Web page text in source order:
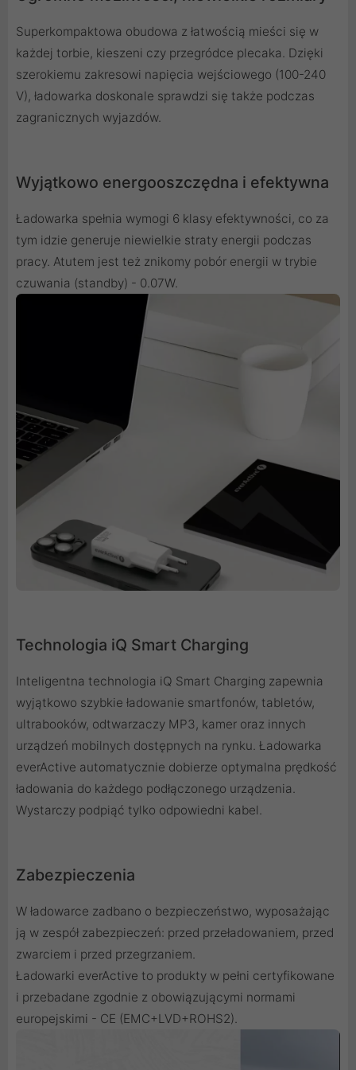
Superkompaktowa obudowa z łatwością mieści się w
każdej torbie, kieszeni czy przegródce plecaka. Dzięki
szerokiemu zakresowi napięcia wejściowego (100-240
V), ładowarka doskonale sprawdzi się także podczas
zagranicznych wyjazdów.
Wyjątkowo energooszczędna i efektywna
Ładowarka spełnia wymogi 6 klasy efektywności, co za
tym idzie generuje niewielkie straty energii podczas
pracy. Atutem jest też znikomy pobór energii w trybie
czuwania (standby) - 0.07W.
Technologia iQ Smart Charging
Inteligentna technologia iQ Smart Charging zapewnia
wyjątkowo szybkie ładowanie smartfonów, tabletów,
ultrabooków, odtwarzaczy MP3, kamer oraz innych
urządzeń mobilnych dostępnych na rynku. Ładowarka
everActive automatycznie dobierze optymalna prędkość
ładowania do każdego podłączonego urządzenia.
Wystarczy podpiąć tylko odpowiedni kabel.
Zabezpieczenia
W ładowarce zadbano o bezpieczeństwo, wyposażając
ją w zespół zabezpieczeń: przed przeładowaniem, przed
zwarciem i przed przegrzaniem.
Ładowarki everActive to produkty w pełni certyfikowane
i przebadane zgodnie z obowiązującymi normami
europejskimi - CE (EMC+LVD+ROHS2).